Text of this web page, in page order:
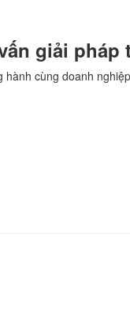
giải pháp
cùng doanh